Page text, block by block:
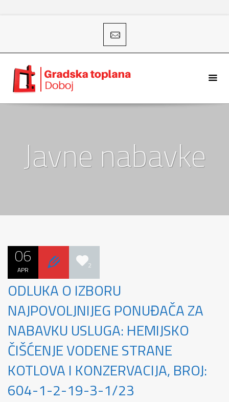
Javne nabavke
06
APR 2
ODLUKA O IZBORU
NAJPOVOLJNIJEG PONUĐAČA ZA
NABAVKU USLUGA: HEMIJSKO
ČIŠĆENJE VODENE STRANE
KOTLOVA I KONZERVACIJA, BROJ:
604-1-2-19-3-1/23